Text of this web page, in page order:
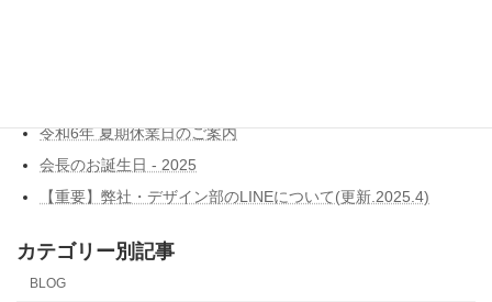
令和6年 夏期休業日のご案内
会長のお誕生日 - 2025
【重要】弊社・デザイン部のLINEについて(更新.2025.4)
カテゴリー別記事
BLOG